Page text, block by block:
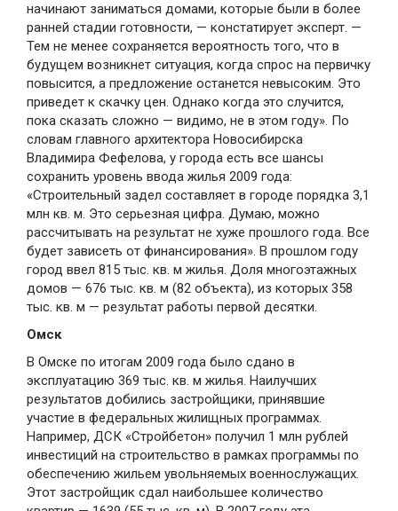
начинают заниматься домами, которые были в более
ранней стадии готовности, — констатирует эксперт. —
Тем не менее сохраняется вероятность того, что в
будущем возникнет ситуация, когда спрос на первичку
повысится, а предложение останется невысоким. Это
приведет к скачку цен. Однако когда это случится,
пока сказать сложно — видимо, не в этом году». По
словам главного архитектора Новосибирска
Владимира Фефелова, у города есть все шансы
сохранить уровень ввода жилья 2009 года:
«Строительный задел составляет в городе порядка 3,1
млн кв. м. Это серьезная цифра. Думаю, можно
рассчитывать на результат не хуже прошлого года. Все
будет зависеть от финансирования». В прошлом году
город ввел 815 тыс. кв. м жилья. Доля многоэтажных
домов — 676 тыс. кв. м (82 объекта), из которых 358
тыс. кв. м — результат работы первой десятки.
Омск
В Омске по итогам 2009 года было сдано в
эксплуатацию 369 тыс. кв. м жилья. Наилучших
результатов добились застройщики, принявшие
участие в федеральных жилищных программах.
Например, ДСК «Стройбетон» получил 1 млн рублей
инвестиций на строительство в рамках программы по
обеспечению жильем увольняемых военнослужащих.
Этот застройщик сдал наибольшее количество